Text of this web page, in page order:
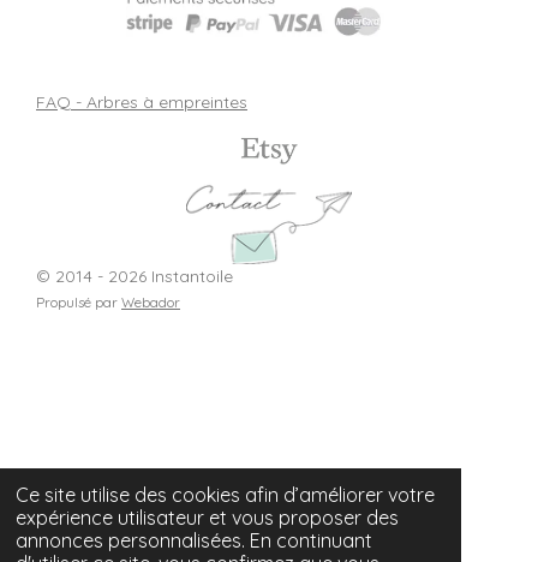
Ce site utilise des cookies afin d’améliorer votre
expérience utilisateur et vous proposer des
annonces personnalisées. En continuant
FAQ - Arbres à empreintes
© 2014 - 2026 Instantoile
Propulsé par Webador